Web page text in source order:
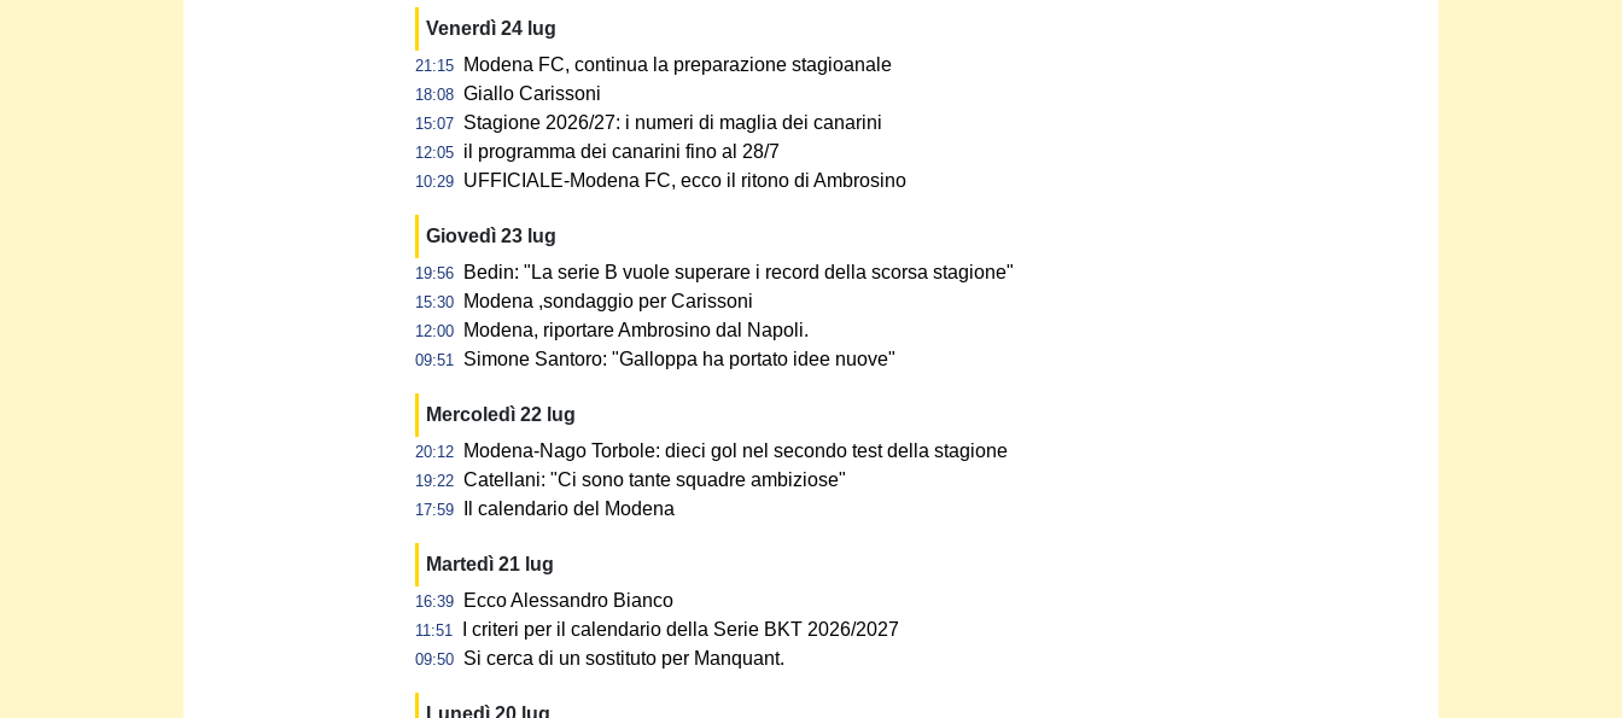
Venerdì 24 lug
21:15 Modena FC, continua la preparazione stagioanale
18:08 Giallo Carissoni
15:07 Stagione 2026/27: i numeri di maglia dei canarini
12:05 il programma dei canarini fino al 28/7
10:29 UFFICIALE-Modena FC, ecco il ritono di Ambrosino
Giovedì 23 lug
19:56 Bedin: "La serie B vuole superare i record della scorsa stagione"
15:30 Modena ,sondaggio per Carissoni
12:00 Modena, riportare Ambrosino dal Napoli.
09:51 Simone Santoro: "Galloppa ha portato idee nuove"
Mercoledì 22 lug
20:12 Modena-Nago Torbole: dieci gol nel secondo test della stagione
19:22 Catellani: "Ci sono tante squadre ambiziose"
17:59 Il calendario del Modena
Martedì 21 lug
16:39 Ecco Alessandro Bianco
11:51 I criteri per il calendario della Serie BKT 2026/2027
09:50 Si cerca di un sostituto per Manquant.